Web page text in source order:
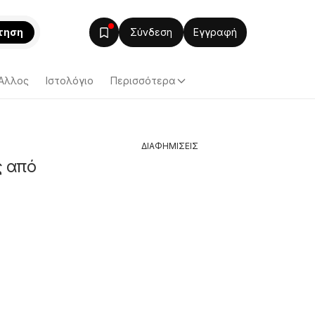
Σύνδεση Εγγραφή
Ιστολόγιο Περισσότερα
από
ΔΙΑΦΗΜΙΣΕΙΣ